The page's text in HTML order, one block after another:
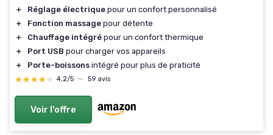
＋ Réglage électrique pour un confort personnalisé
＋
Fonction massage pour détente
＋
Chauffage intégré pour un confort thermique
＋
Port USB pour charger vos appareils
＋
Porte-boissons intégré pour plus de praticité
★★★★★
★★★★★ 4,2/5 — 59 avis
Voir l'offre